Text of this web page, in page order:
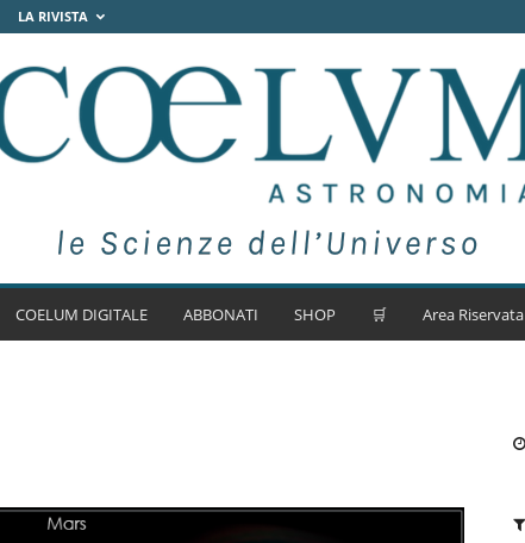
LA RIVISTA
COELUM DIGITALE ABBONATI SHOP 🛒 Area Riservata